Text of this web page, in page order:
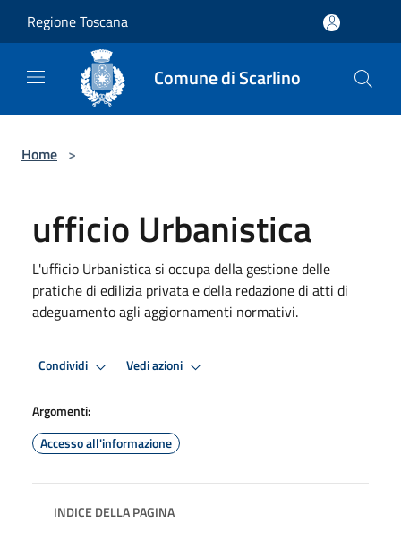
Regione Toscana
Comune di Scarlino
Home >
ufficio Urbanistica
L'ufficio Urbanistica si occupa della gestione delle
pratiche di edilizia privata e della redazione di atti di
adeguamento agli aggiornamenti normativi.
Condividi Vedi azioni
Argomenti:
Accesso all'informazione
INDICE DELLA PAGINA